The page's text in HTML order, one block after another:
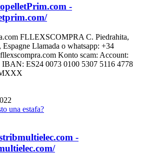
-
FLLEXSCOMPRA C. Piedrahita,
Llamada o whatsapp: +34
Konto scam: Account:
IBAN: ES24 0073 0100 5307 5116 4778
una estafa?
-